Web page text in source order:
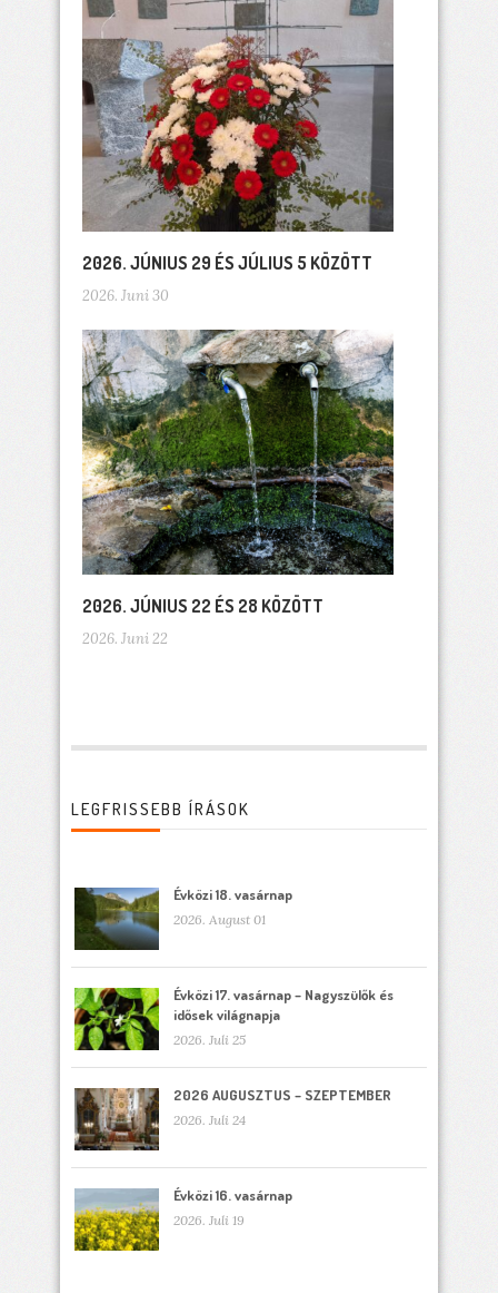
2026. JÚNIUS 29 ÉS JÚLIUS 5 KÖZÖTT
2026. Juni 30
2026. JÚNIUS 22 ÉS 28 KÖZÖTT
2026. Juni 22
LEGFRISSEBB ÍRÁSOK
Évközi 18. vasárnap
2026. August 01
Évközi 17. vasárnap – Nagyszülők és
idősek világnapja
2026. Juli 25
2026 AUGUSZTUS – SZEPTEMBER
2026. Juli 24
Évközi 16. vasárnap
2026. Juli 19